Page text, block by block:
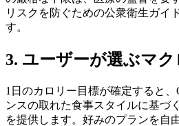
リスクを防ぐための公衆衛生ガイ
す。
3. ユーザーが選ぶマ
1日のカロリー目標が確定すると、
ンスの取れた食事スタイルに基づ
を提供します。好みのプランを自